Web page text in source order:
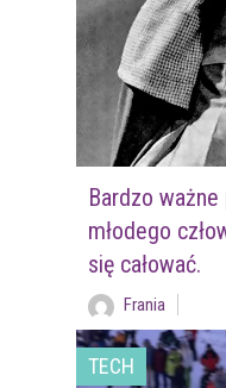
Bardzo
młodego
się całować.
Frania
TECH